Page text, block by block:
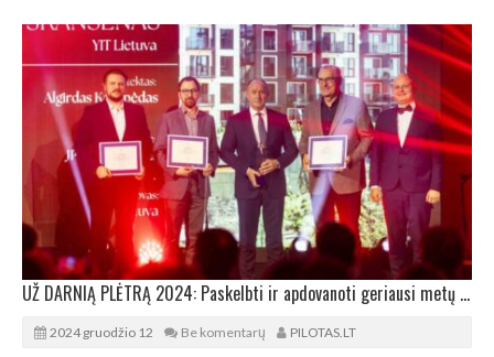
UŽ DARNIĄ PLĖTRĄ 2024: Paskelbti ir apdovanoti geriausi metų NT projektai Lietuvoje
2024 gruodžio 12 Be komentarų PILOTAS.LT